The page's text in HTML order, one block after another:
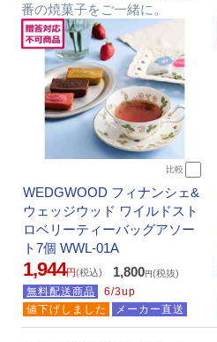
番の焼菓子をご一緒に。
比較
WEDGWOOD フィナンシェ&
ウェッジウッド ワイルドスト
ロベリーティーバッグアソー
ト7個 WWL-01A
1,944円(税込) 1,800円(税抜)
無料配送商品
6/3up
値下げしました
メーカー直送